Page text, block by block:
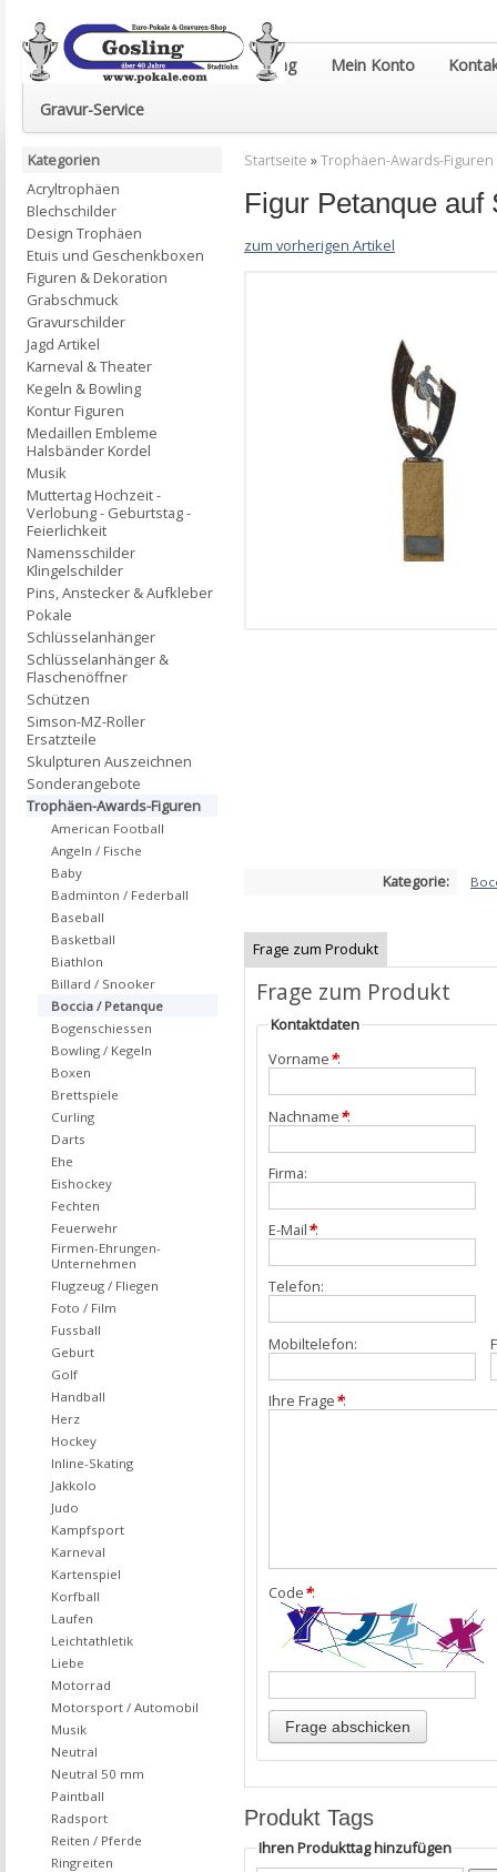
Euro-Pokale & Gravur-Shop Gosling Mein Konto
Gravur-Service
Startseite »Trophäen-Awards-Figuren
Figur Petanque
zum vorherigen Artikel
Kategorie:
Frage zum Produkt
Frage zum Produkt
Kontaktdaten
Vorname*:
Nachname*:
Firma:
E-Mail*:
Telefon:
Mobiltelefon:
Ihre Frage*:
Code*:
Produkt Tags
Ihren Produkttag hinzufügen
Kategorien
Acryltrophäen
Blechschilder
Design Trophäen
Etuis und Geschenkboxen
Figuren & Dekoration
Grabschmuck
Gravurschilder
Jagd Artikel
Karneval & Theater
Kegeln & Bowling
Kontur Figuren
Medaillen Embleme
Halsbänder Kordel
Musik
Muttertag Hochzeit -
Verlobung - Geburtstag -
Feierlichkeit
Namensschilder
Klingelschilder
Pins, Anstecker & Aufkleber
Pokale
Schlüsselanhänger
Schlüsselanhänger &
Flaschenöffner
Schützen
Simson-MZ-Roller
Ersatzteile
Skulpturen Auszeichnen
Sonderangebote
Trophäen-Awards-Figuren
American Football
Angeln / Fische
Baby
Badminton / Federball
Baseball
Basketball
Biathlon
Billard / Snooker
Boccia / Petanque
Bogenschiessen
Bowling / Kegeln
Boxen
Brettspiele
Curling
Darts
Ehe
Eishockey
Fechten
Feuerwehr
Firmen-Ehrungen-
Unternehmen
Flugzeug / Fliegen
Foto / Film
Fussball
Geburt
Golf
Handball
Herz
Hockey
Inline-Skating
Jakkolo
Judo
Kampfsport
Karneval
Kartenspiel
Korfball
Laufen
Leichtathletik
Liebe
Motorrad
Motorsport / Automobil
Musik
Neutral
Neutral 50 mm
Paintball
Radsport
Reiten / Pferde
Ringreiten